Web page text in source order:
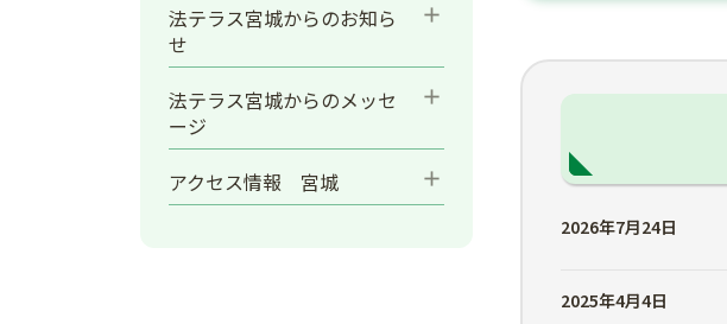
法テラス宮城からのお知ら
せ
add
法テラス宮城からのメッセ
ージ
add
アクセス情報 宮城 add
2026年7月24日
2025年4月4日